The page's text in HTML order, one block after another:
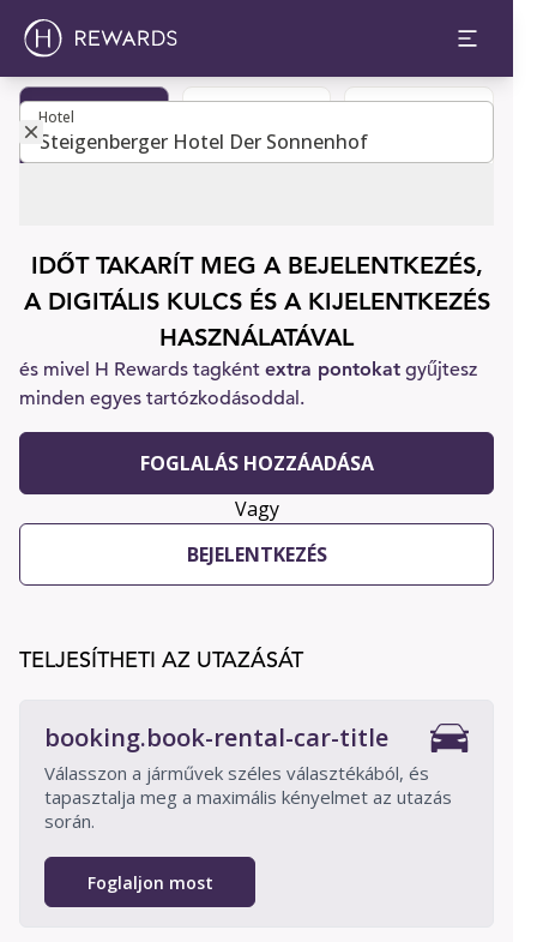
Hotel
Hotel
IDŐT TAKARÍT MEG A BEJELENTKEZÉS,
A DIGITÁLIS KULCS ÉS A KIJELENTKEZÉS
HASZNÁLATÁVAL
és mivel H Rewards tagként extra pontokat gyűjtesz
minden egyes tartózkodásoddal.
FOGLALÁS HOZZÁADÁSA
Vagy
BEJELENTKEZÉS
TELJESÍTHETI AZ UTAZÁSÁT
booking.book-rental-car-title
Válasszon a járművek széles választékából, és
tapasztalja meg a maximális kényelmet az utazás
során.
Foglaljon most